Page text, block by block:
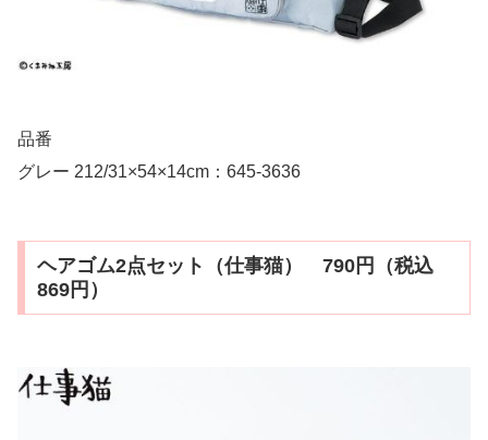
品番
グレー 212/31×54×14cm：645-3636
ヘアゴム2点セット（仕事猫） 790円（税込
869円）